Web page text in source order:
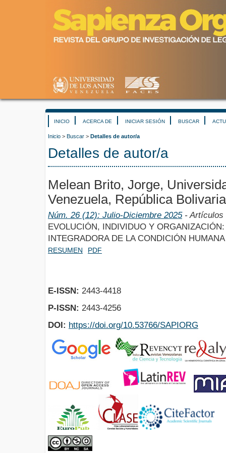
INICIO ACERCA DE INICIAR SESIÓN BUSCAR
Inicio > Buscar > Detalles de autor/a
Detalles de autor/a
Melean Brito, Jorge,
Venezuela, República
Núm. 26 (12): Julio-Diciembre 2025- Artículos
EVOLUCIÓN, INDIVIDUO Y
INTEGRADORA DE LA CONDICIÓN HUMANA
RESUMEN PDF
E-ISSN: 2443-4418
P-ISSN: 2443-4256
DOI: https://doi.org/10.53766/SAPIORG